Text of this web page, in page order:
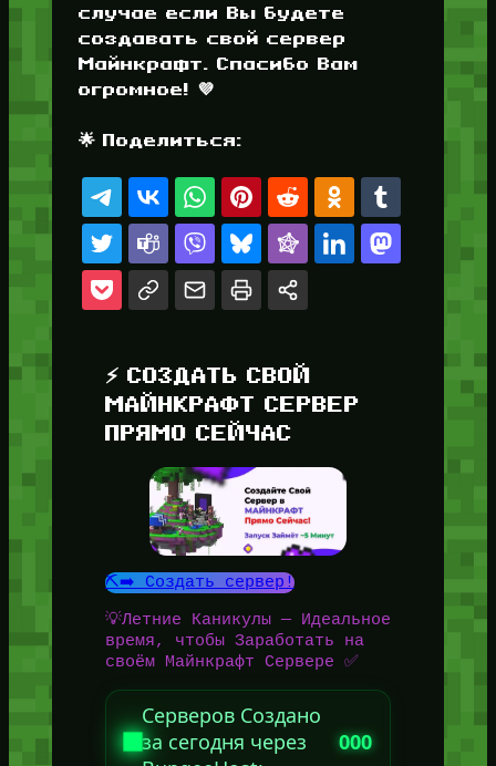
случае если Вы будете
создавать свой сервер
Майнкрафт. Спасибо Вам
огромное! 💜
🌟 Поделиться:
⚡ СОЗДАТЬ СВОЙ
МАЙНКРАФТ СЕРВЕР
ПРЯМО СЕЙЧАС
⛏️➡️ Создать сервер!
💡Летние Каникулы — Идеальное
время, чтобы Заработать на
своём Майнкрафт Сервере ✅
Серверов Создано
за сегодня через
000